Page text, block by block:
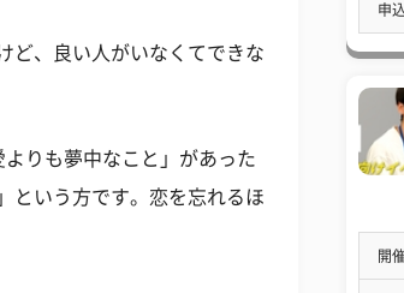
ど、良い人がいなくてできな
りも夢中なこと」があった
という方です。恋を忘れるほ
申
開